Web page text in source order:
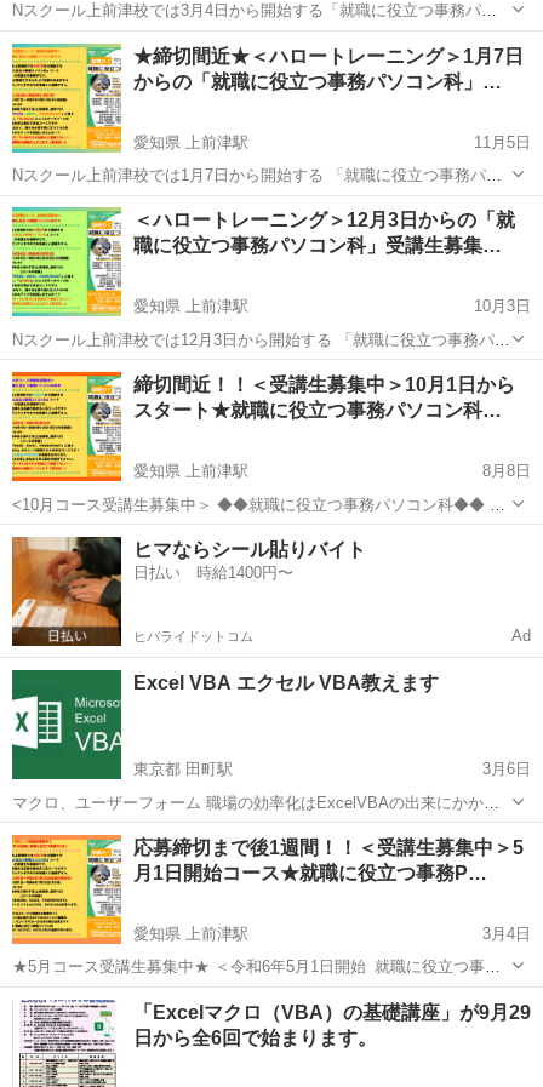
Nスクール上前津校では3月4日から開始する「就職に役立つ事務パソ
コン科」コースの受講生を募集中です。 ◎申込期間：令和7年1月8日
～令和7年1月27日 ◎訓練期間：令和7年3月4日～令和7年5月28日(3カ
月訓練) ◎...
愛知 名古屋市 上前津駅
★締切間近★＜ハロートレーニング＞1月7日
からの「就職に役立つ事務パソコン科」…
愛知県 上前津駅
11月5日
Nスクール上前津校では1月7日から開始する 「就職に役立つ事務パソ
コン科」コースの受講生を募集中です。 説明会も随時行っていますの
でお気軽にご連絡下さい。 ・申込期間：令和6年11月6日～令和6年11
月27日 ・訓練...
愛知 名古屋市 上前津駅 ACCESS
＜ハロートレーニング＞12月3日からの「就
職に役立つ事務パソコン科」受講生募集…
愛知県 上前津駅
10月3日
Nスクール上前津校では12月3日から開始する 「就職に役立つ事務パソ
コン科」コースの受講生を募集中です。 説明会も随時行っていますの
でお気軽にご連絡下さい。 ・申込期間：令和6年10月4日～令和6年10
月29日 ・訓...
愛知 名古屋市 上前津駅 VBA ACCESS
締切間近！！＜受講生募集中＞10月1日から
スタート★就職に役立つ事務パソコン科…
愛知県 上前津駅
8月8日
<10月コース受講生募集中＞ ◆◆就職に役立つ事務パソコン科◆◆ N
スクール上前津校では10月1日から開始する 「就職に役立つ事務パソ
コン科」コース の受講生を募集中です。 毎回、定員を越える応募が集
まる人気コース...
愛知 名古屋市 上前津駅 VBA ACCESS
ヒマならシール貼りバイト
日払い 時給1400円〜
ヒバライドットコム Ad
Excel VBA エクセル VBA教えます
東京都 田町駅
3月6日
マクロ、ユーザーフォーム 職場の効率化はExcelVBAの出来にかかっ
ています。 独学で20年近く携わってます。 あなたのお手伝いをしま
す。 1時間あたり1000円プラス交通費を請求します。対面レッスンで
す。場所とパソコン...
東京 港区 田町駅 VBA 手伝い
応募締切まで後1週間！！＜受講生募集中＞5
月1日開始コース★就職に役立つ事務P…
愛知県 上前津駅
3月4日
★5月コース受講生募集中★ ＜令和6年5月1日開始_就職に役立つ事務
PC科＞ Nスクール上前津校では5月1日から開始する「就職に役立つ事
務パソコン科」コースの受講生を募集中です。 毎回、定員を越える応
募が集まる人気コー...
愛知 名古屋市 上前津駅 ACCESS
「Excelマクロ（VBA）の基礎講座」が9月29
日から全6回で始まります。